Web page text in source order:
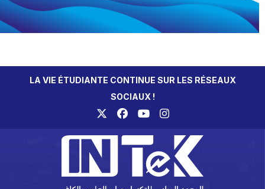
LA VIE ÉTUDIANTE CONTINUE SUR LES RÉSEAUX
SOCIAUX !